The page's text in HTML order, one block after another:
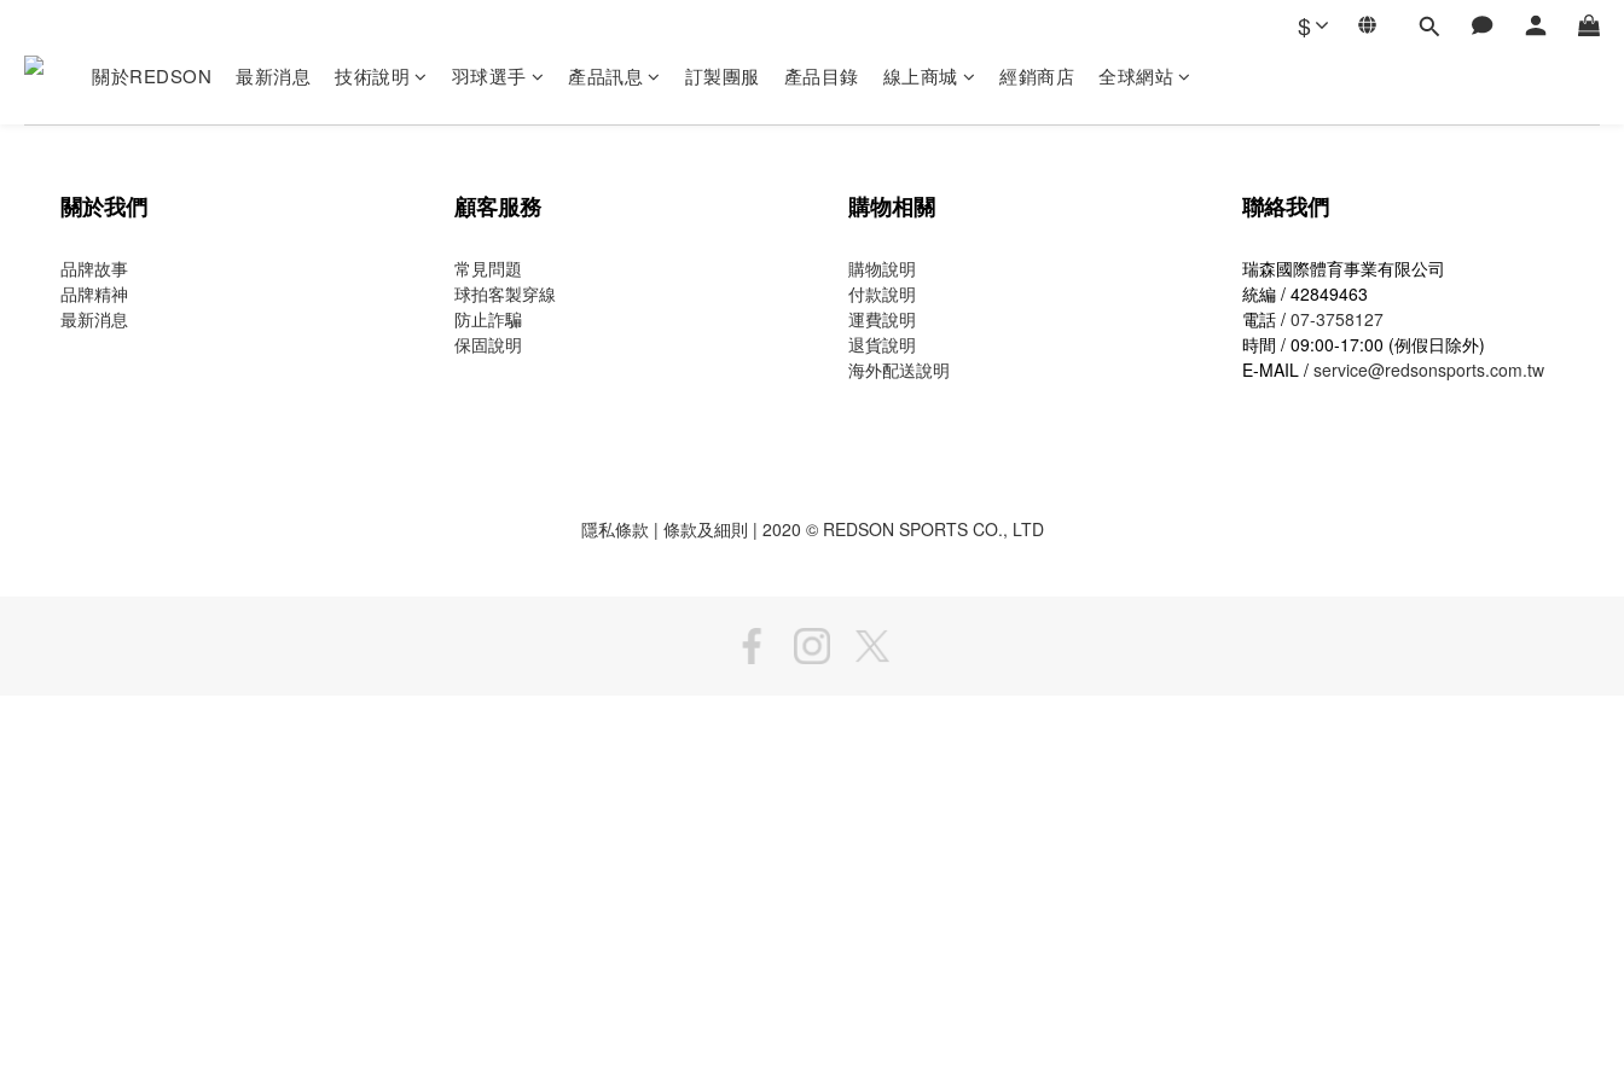
$
關於REDSON 最新消息 技術說明 羽球選手 產品訊息 訂製團服 產品目錄 線上商城 經銷商店 全球網站
關於我們
品牌故事
品牌精神
最新消息
顧客服務
常見問題
球拍客製穿線
防止詐騙
保固說明
購物相關
購物說明
付款說明
運費說明
退貨說明
海外配送說明
聯絡我們
瑞森國際體育事業有限公司
統編 / 42849463
電話 / 07-3758127
時間 / 09:00-17:00 (例假日除外)
E-MAIL / service@redsonsports.com.tw
隱私條款 | 條款及細則 | 2020 © REDSON SPORTS CO., LTD